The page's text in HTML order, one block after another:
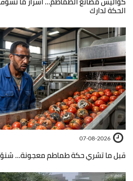
الحكة لدارك
07-08-2026
قبل ما تشري حكة طماطم معجونة…